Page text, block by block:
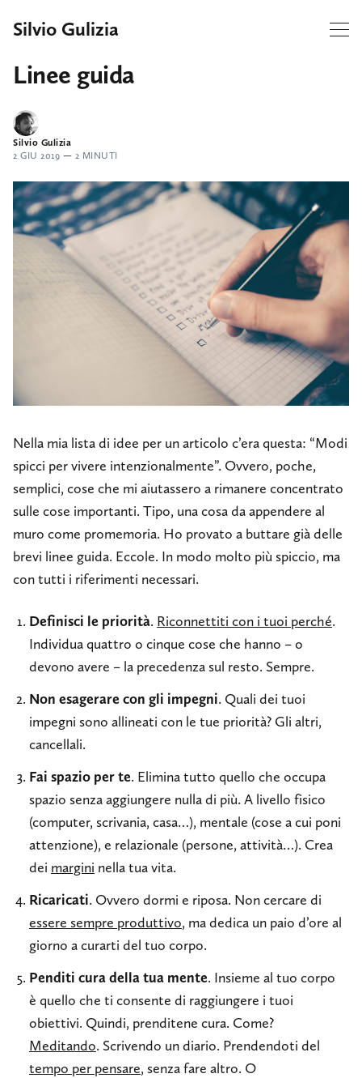
Silvio Gulizia
Linee guida
Silvio Gulizia
2 GIU 2019 — 2 MINUTI
Nella mia lista di idee per un articolo c’era questa: “Modi
spicci per vivere intenzionalmente”. Ovvero, poche,
semplici, cose che mi aiutassero a rimanere concentrato
sulle cose importanti. Tipo, una cosa da appendere al
muro come promemoria. Ho provato a buttare già delle
brevi linee guida. Eccole. In modo molto più spiccio, ma
con tutti i riferimenti necessari.
Definisci le priorità. Riconnettiti con i tuoi perché.
Individua quattro o cinque cose che hanno – o
devono avere – la precedenza sul resto. Sempre.
Non esagerare con gli impegni. Quali dei tuoi
impegni sono allineati con le tue priorità? Gli altri,
cancellali.
Fai spazio per te. Elimina tutto quello che occupa
spazio senza aggiungere nulla di più. A livello fisico
(computer, scrivania, casa…), mentale (cose a cui poni
attenzione), e relazionale (persone, attività…). Crea
dei margini nella tua vita.
Ricaricati. Ovvero dormi e riposa. Non cercare di
essere sempre produttivo, ma dedica un paio d’ore al
giorno a curarti del tuo corpo.
Penditi cura della tua mente. Insieme al tuo corpo
è quello che ti consente di raggiungere i tuoi
obiettivi. Quindi, prenditene cura. Come?
Meditando. Scrivendo un diario. Prendendoti del
tempo per pensare, senza fare altro. O